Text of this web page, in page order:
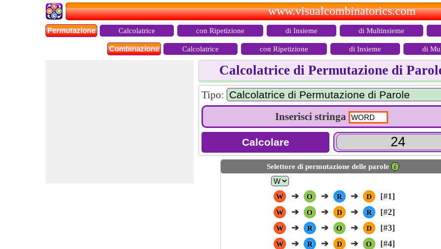
www.visualcombinatorics.com
Permutazione Calcolatrice con Ripetizione di Insieme di Multinsieme
Combinazione Calcolatrice con Ripetizione di Insieme di
Calcolatrice di Permutazione di
Tipo:
Inserisci stringa
Selettore di permutazione delle parole 𝒊
W ➔ O ➔ R ➔ D [#1]
W ➔ O ➔ D ➔ R [#2]
W ➔ R ➔ O ➔ D [#3]
W ➔ R ➔ D ➔ O [#4]